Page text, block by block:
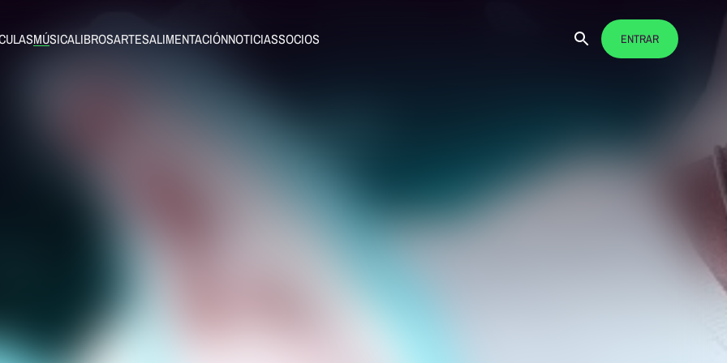
MÚSICALIBROSARTESALIMENTACIÓNNOTICIASSOCIOS ENTRAR